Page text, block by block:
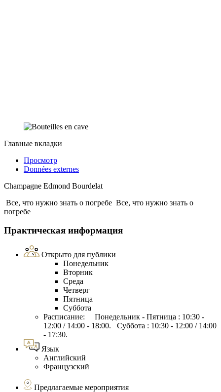
Главные вкладки
Просмотр
Données externes
Champagne Edmond Bourdelat
Все, что нужно знать о погребе Все, что нужно знать о
погребе
Практическая информация
Открыто для публики
Понедельник
Вторник
Среда
Четверг
Пятница
Суббота
Расписание: Понедельник - Пятница : 10:30 -
12:00 / 14:00 - 18:00. Суббота : 10:30 - 12:00 / 14:00
- 17:30.
Язык
Английский
Французский
Предлагаемые мероприятия